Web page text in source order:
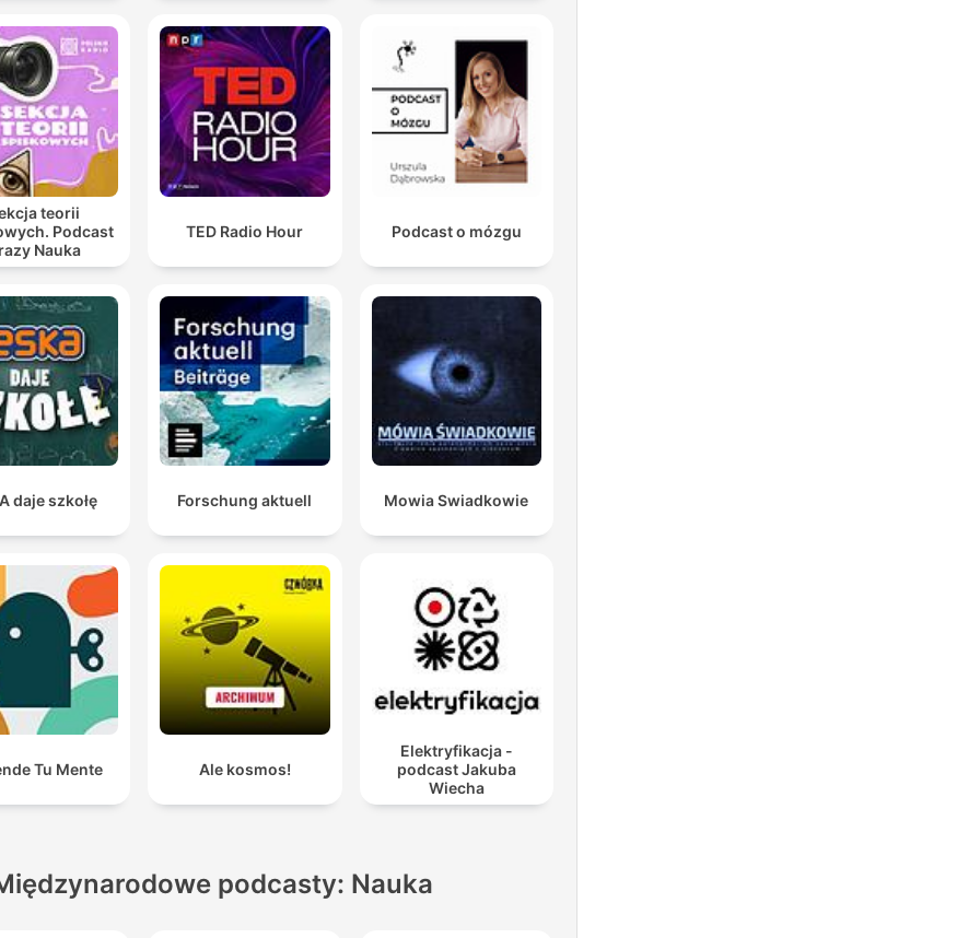
teorii
Podcast
Nauka
TED Radio Hour Podcast o mózgu
daje szkołę Forschung aktuell Mowia Swiadkowie
Tu Mente Ale kosmos!
Elektryfikacja -
podcast Jakuba
Wiecha
podcasty: Nauka